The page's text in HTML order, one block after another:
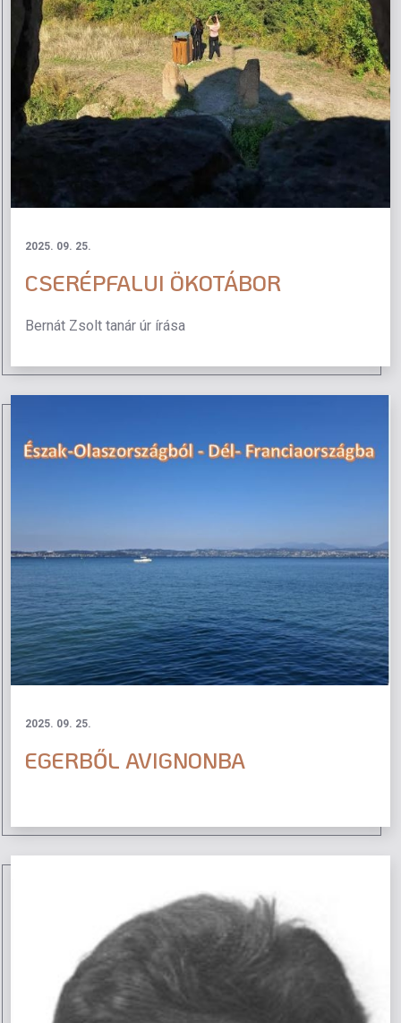
2025. 09. 25.
CSERÉPFALUI ÖKOTÁBOR
Bernát Zsolt tanár úr írása
2025. 09. 25.
EGERBŐL AVIGNONBA